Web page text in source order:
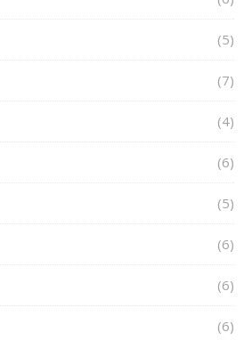
(5)
(7)
(4)
(6)
(5)
(6)
(6)
(6)